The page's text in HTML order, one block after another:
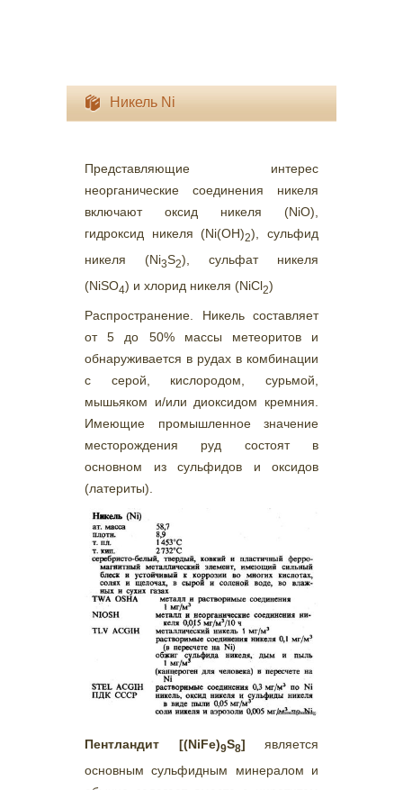
Никель Ni
Представляющие интерес
неорганические соединения никеля
включают оксид никеля (NiO),
гидроксид никеля (Ni(ОН)2), сульфид
никеля (Ni3S2), сульфат никеля
(NiSO4) и хлорид никеля (NiCl2)
Распространение. Никель составляет
от 5 до 50% массы метеоритов и
обнаруживается в рудах в комбинации
с серой, кислородом, сурьмой,
мышьяком и/или диоксидом кремния.
Имеющие промышленное значение
месторождения руд состоят в
основном из сульфидов и оксидов
(латериты).
Пентландит [(NiFe)9S8] является
основным сульфидным минералом и